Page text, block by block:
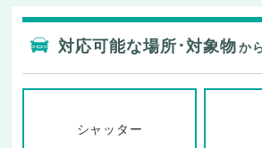
対応可能な場所･対象物か
シャッター